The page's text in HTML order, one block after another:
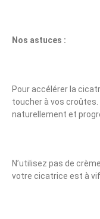
Nos astuces :
Pour accélérer la
toucher à vos
naturellement et
N’utilisez pas de
votre cicatrice est à vif.